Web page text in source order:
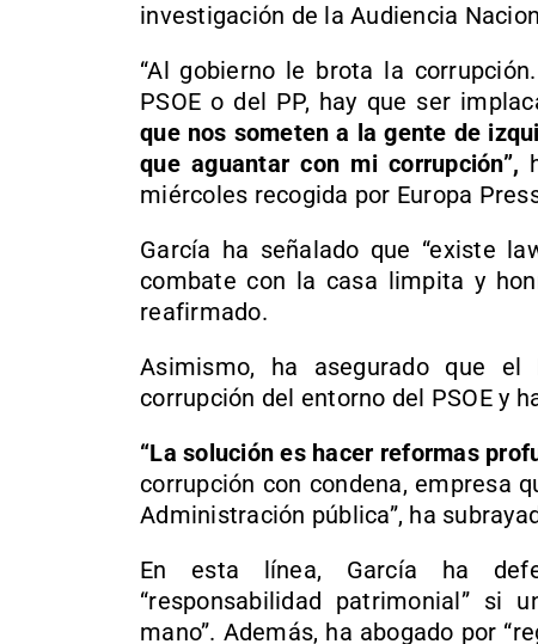
investigación de la Audiencia
“Al gobierno le brota la
PSOE o del PP, hay que ser
que nos someten a la gente de
que aguantar con mi corrupción”,
miércoles recogida por Europa
García ha señalado que “existe
combate con la casa limpita y
reafirmado.
Asimismo, ha asegurado que
corrupción del entorno del PSOE y
“La solución es hacer reformas
corrupción con condena, empresa
Administración pública”, ha
En esta línea, García ha
“responsabilidad patrimonial” si
mano”. Además, ha abogado por